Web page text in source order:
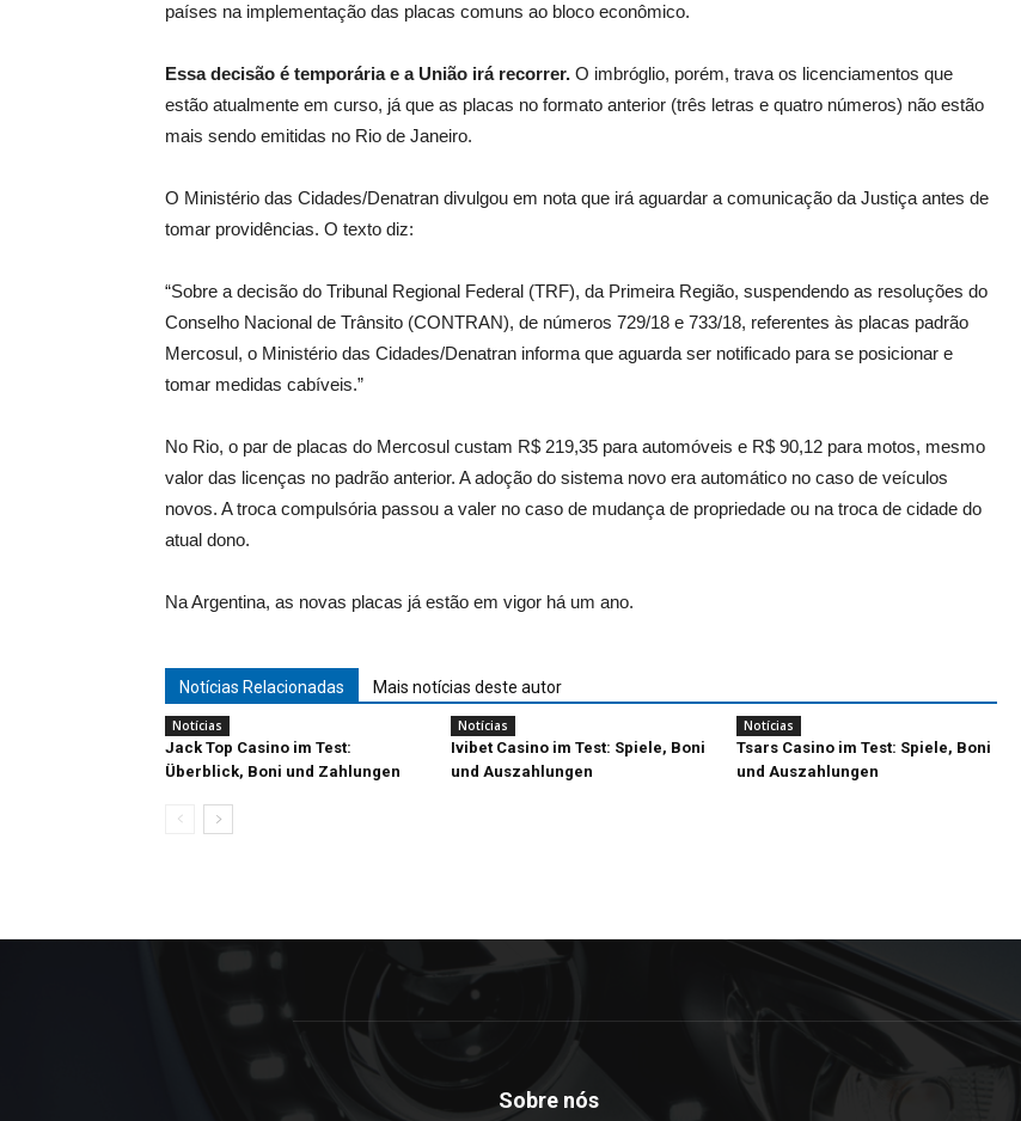
países na implementação das placas comuns ao bloco econômico.
Essa decisão é temporária e a União irá recorrer. O imbróglio, porém, trava os licenciamentos que
estão atualmente em curso, já que as placas no formato anterior (três letras e quatro números) não estão
mais sendo emitidas no Rio de Janeiro.
O Ministério das Cidades/Denatran divulgou em nota que irá aguardar a comunicação da Justiça antes de
tomar providências. O texto diz:
“Sobre a decisão do Tribunal Regional Federal (TRF), da Primeira Região, suspendendo as resoluções do
Conselho Nacional de Trânsito (CONTRAN), de números 729/18 e 733/18, referentes às placas padrão
Mercosul, o Ministério das Cidades/Denatran informa que aguarda ser notificado para se posicionar e
tomar medidas cabíveis.”
No Rio, o par de placas do Mercosul custam R$ 219,35 para automóveis e R$ 90,12 para motos, mesmo
valor das licenças no padrão anterior. A adoção do sistema novo era automático no caso de veículos
novos. A troca compulsória passou a valer no caso de mudança de propriedade ou na troca de cidade do
atual dono.
Na Argentina, as novas placas já estão em vigor há um ano.
Notícias Relacionadas Mais notícias deste autor
Notícias
Jack Top Casino im Test:
Überblick, Boni und Zahlungen
Notícias
Ivibet Casino im Test: Spiele, Boni
und Auszahlungen
Notícias
Tsars Casino im Test: Spiele, Boni
und Auszahlungen
Sobre nós